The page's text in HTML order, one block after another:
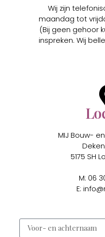
Wij zijn
maandag tot
(Bij geen gehoor
inspreken. Wij
MIJ Bouw-
5175 SH
M: 06
E: